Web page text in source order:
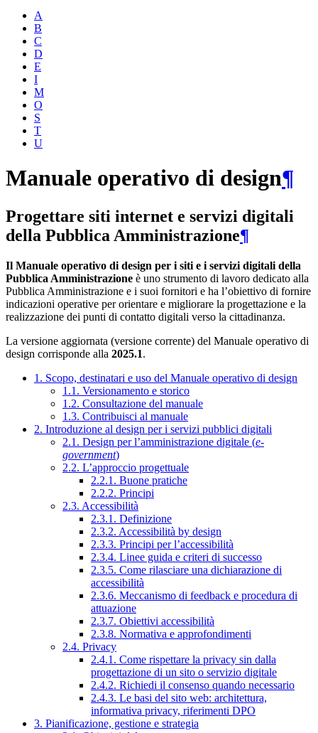
A
B
C
D
E
I
M
O
S
T
U
Manuale operativo di design¶
Progettare siti internet e servizi digitali
della Pubblica Amministrazione¶
Il Manuale operativo di design per i siti e i servizi digitali della
Pubblica Amministrazione è uno strumento di lavoro dedicato alla
Pubblica Amministrazione e i suoi fornitori e ha l’obiettivo di fornire
indicazioni operative per orientare e migliorare la progettazione e la
realizzazione dei punti di contatto digitali verso la cittadinanza.
La versione aggiornata (versione corrente) del Manuale operativo di
design corrisponde alla 2025.1.
1. Scopo, destinatari e uso del Manuale operativo di design
1.1. Versionamento e storico
1.2. Consultazione del manuale
1.3. Contribuisci al manuale
2. Introduzione al design per i servizi pubblici digitali
2.1. Design per l’amministrazione digitale (e-
government)
2.2. L’approccio progettuale
2.2.1. Buone pratiche
2.2.2. Principi
2.3. Accessibilità
2.3.1. Definizione
2.3.2. Accessibilità by design
2.3.3. Principi per l’accessibilità
2.3.4. Linee guida e criteri di successo
2.3.5. Come rilasciare una dichiarazione di
accessibilità
2.3.6. Meccanismo di feedback e procedura di
attuazione
2.3.7. Obiettivi accessibilità
2.3.8. Normativa e approfondimenti
2.4. Privacy
2.4.1. Come rispettare la privacy sin dalla
progettazione di un sito o servizio digitale
2.4.2. Richiedi il consenso quando necessario
2.4.3. Le basi del sito web: architettura,
informativa privacy, riferimenti DPO
3. Pianificazione, gestione e strategia